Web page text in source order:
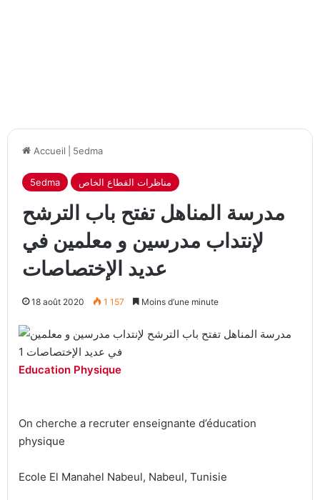
Accueil 5edma
5edma مناظرات القطاع الخاص
مدرسة المناهل تفتح باب الترشح
لإنتداب مدرسين و معلمين في
عديد الإختصاصات
18 août 2020 1 157 Moins d’une minute
Education Physique
On cherche a recruter enseignante d’éducation
physique
Ecole El Manahel Nabeul‎, Nabeul, Tunisie